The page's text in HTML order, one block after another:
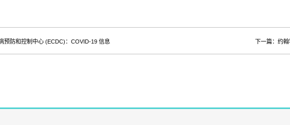
预防和控制中心 (ECDC)：COVID-19 信息 下一篇：约